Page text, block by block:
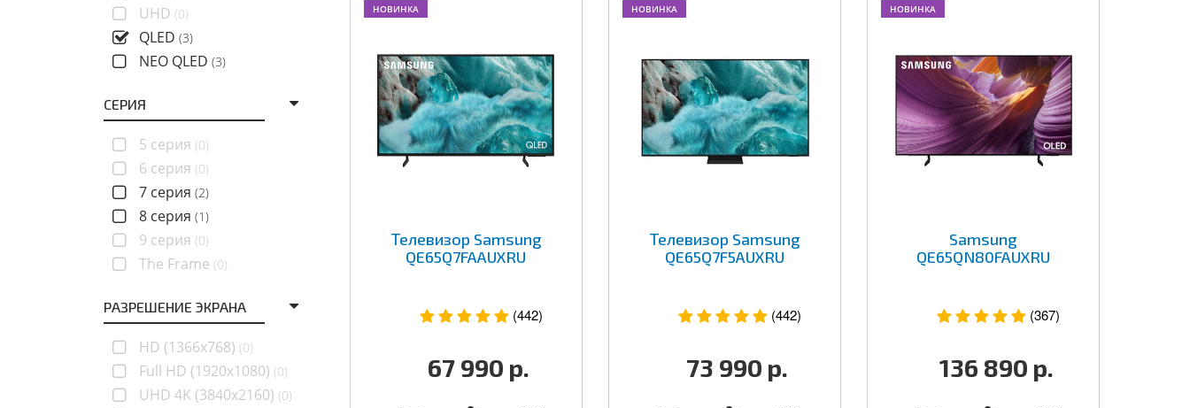
UHD (0)
QLED (3)
NEO QLED (3)
СЕРИЯ
5 серия (0)
6 серия (0)
7 серия (2)
8 серия (1)
9 серия (0)
The Frame (0)
РАЗРЕШЕНИЕ ЭКРАНА
HD (1366x768) (0)
Full HD (1920x1080) (0)
UHD 4K (3840x2160) (0)
НОВИНКА
Телевизор Samsung
QE65Q7FAAUXRU
(442)
67 990 р.
НОВИНКА
Телевизор Samsung
QE65Q7F5AUXRU
(442)
73 990 р.
НОВИНКА
Samsung
QE65QN80FAUXRU
(367)
136 890 р.